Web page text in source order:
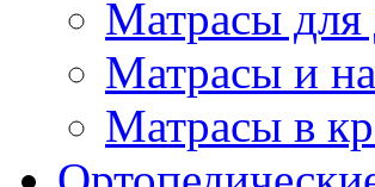
Матрасы для
Матрасы и
Матрасы в